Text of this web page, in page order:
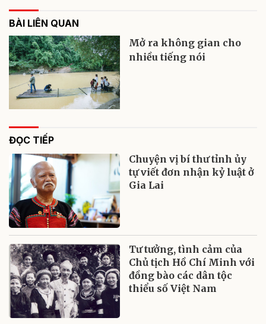
BÀI LIÊN QUAN
Mở ra không gian cho
nhiều tiếng nói
ĐỌC TIẾP
Chuyện vị bí thư tỉnh ủy
tự viết đơn nhận kỷ luật ở
Gia Lai
Tư tưởng, tình cảm của
Chủ tịch Hồ Chí Minh với
đồng bào các dân tộc
thiểu số Việt Nam